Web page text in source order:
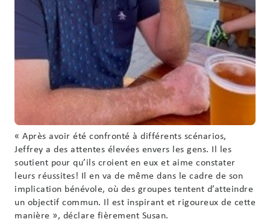
« Après avoir été confronté à différents scénarios,
Jeffrey a des attentes élevées envers les gens. Il les
soutient pour qu’ils croient en eux et aime constater
leurs réussites! Il en va de même dans le cadre de son
implication bénévole, où des groupes tentent d’atteindre
un objectif commun. Il est inspirant et rigoureux de cette
manière », déclare fièrement Susan.